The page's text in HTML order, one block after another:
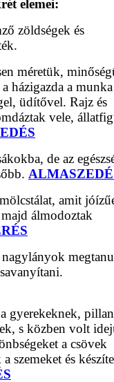
elemei:
zöldségek és
méretük,
házigazda a munka
üdítővel. Rajz és
vele,
de az
amit
álmodoztak
nagylányok
gyerekeknek,
s közben volt
a csövek
szemeket és